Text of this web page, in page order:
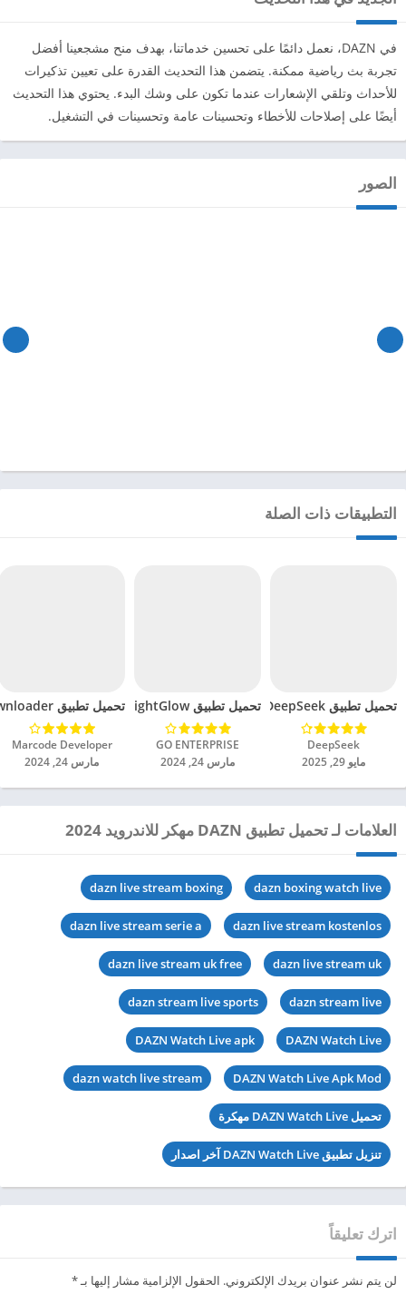
في DAZN، نعمل دائمًا على تحسين خدماتنا، بهدف منح مشجعينا أفضل
تجربة بث رياضية ممكنة. يتضمن هذا التحديث القدرة على تعيين تذكيرات
للأحداث وتلقي الإشعارات عندما تكون على وشك البدء. يحتوي هذا التحديث
أيضًا على إصلاحات للأخطاء وتحسينات عامة وتحسينات في التشغيل.
الصور
التطبيقات ذات الصلة
تحميل تطبيق DeepSeek مهكر للاندرويد 2025
DeepSeek‏
مايو 29, 2025
تحميل تطبيق BrightGlow مهكر للاندرويد 2024
GO ENTERPRISE‏
مارس 24, 2024
تحميل تطبيق mp4 video downloader مهكر للاندرويد 2024
Marcode Developer‏
مارس 24, 2024
العلامات لـ تحميل تطبيق DAZN مهكر للاندرويد 2024
dazn boxing watch live
dazn live stream boxing
dazn live stream kostenlos
dazn live stream serie a
dazn live stream uk
dazn live stream uk free
dazn stream live
dazn stream live sports
DAZN Watch Live
DAZN Watch Live apk
DAZN Watch Live Apk Mod
dazn watch live stream
تحميل DAZN Watch Live مهكرة
تنزيل تطبيق DAZN Watch Live آخر اصدار
اترك تعليقاً
لن يتم نشر عنوان بريدك الإلكتروني. الحقول الإلزامية مشار إليها بـ*